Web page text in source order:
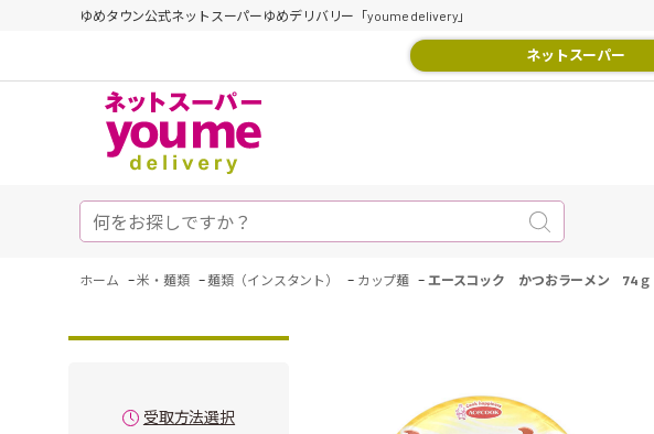
ゆめタウン公式ネットスーパーゆめデリバリー「youme delivery」
ネットスーパー
ホーム -米・麺類 -麺類（インスタント） - カップ麺 - エースコック かつおラーメン 74ｇ
受取方法選択